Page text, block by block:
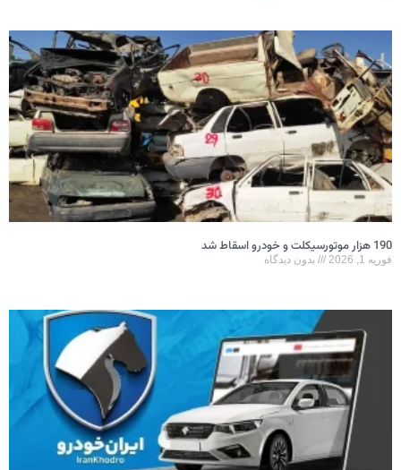
190 هزار موتورسیکلت و خودرو اسقاط شد
فوریه 1, 2026 بدون دیدگاه